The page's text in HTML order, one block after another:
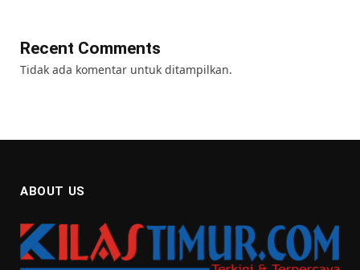
Recent Comments
Tidak ada komentar untuk ditampilkan.
ABOUT US